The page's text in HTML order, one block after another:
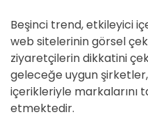
Beşinci trend, etkileyici
web sitelerinin görsel
ziyaretçilerin dikkatini
geleceğe uygun
içerikleriyle markalarını
etmektedir.